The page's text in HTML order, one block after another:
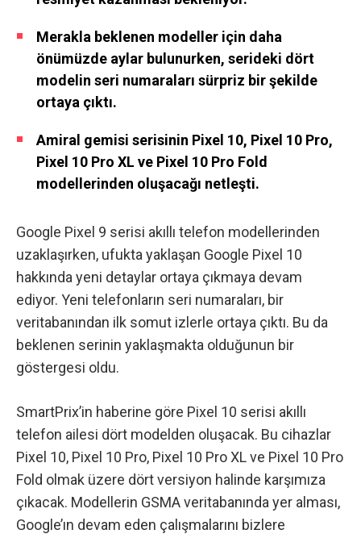
Merakla beklenen modeller için daha
önümüzde aylar bulunurken, serideki dört
modelin seri numaraları sürpriz bir şekilde
ortaya çıktı.
Amiral gemisi serisinin Pixel 10, Pixel 10 Pro,
Pixel 10 Pro XL ve Pixel 10 Pro Fold
modellerinden oluşacağı netleşti.
Google Pixel 9 serisi akıllı telefon modellerinden
uzaklaşırken, ufukta yaklaşan Google Pixel 10
hakkında yeni detaylar ortaya çıkmaya devam
ediyor. Yeni telefonların seri numaraları, bir
veritabanından ilk somut izlerle ortaya çıktı. Bu da
beklenen serinin yaklaşmakta olduğunun bir
göstergesi oldu.
SmartPrix’in haberine göre Pixel 10 serisi akıllı
telefon ailesi dört modelden oluşacak. Bu cihazlar
Pixel 10, Pixel 10 Pro, Pixel 10 Pro XL ve Pixel 10 Pro
Fold olmak üzere dört versiyon halinde karşımıza
çıkacak. Modellerin GSMA veritabanında yer alması,
Google’ın devam eden çalışmalarını bizlere